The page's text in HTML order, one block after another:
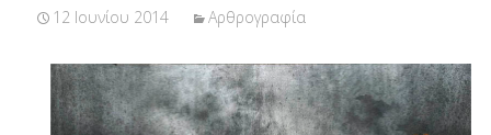
12 Ιουνίου 2014 Αρθρογραφία